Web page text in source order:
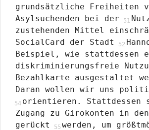
grundsätzliche Freiheiten
Asylsuchenden bei der
zustehenden Mittel
SocialCard der Stadt
Beispiel, wie stattdessen
diskriminierungsfreie
Bezahlkarte ausgestaltet
Daran wollen wir uns
orientieren. Stattdessen
Zugang zu Girokonten in
gerückt
werden, um